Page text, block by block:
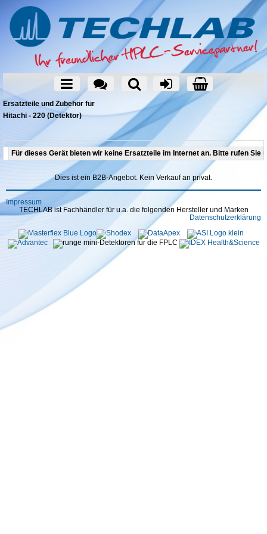
Ersatzteile und Zubehör für
Hitachi - 220 (Detektor)
Für dieses Gerät bieten wir keine Ersatzteile im Internet an. Bitte rufen Sie
Dies ist ein B2B-Angebot. Kein Verkauf an privat.
Impressum
TECHLAB ist Fachhändler für u.a. die folgenden Hersteller und Marken
Datenschutzerklärung